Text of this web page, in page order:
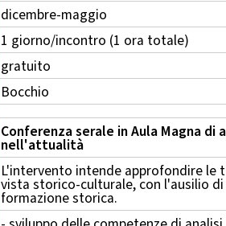
dicembre-maggio
1 giorno/incontro (1 ora totale)
gratuito
Bocchio
Conferenza serale in Aula Magna
nell'attualità
L'intervento intende approfondire
vista storico-culturale, con l'ausilio
formazione storica.